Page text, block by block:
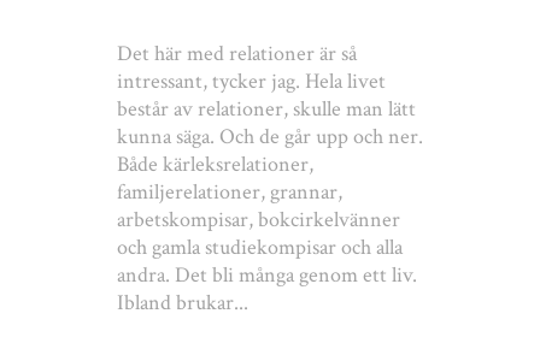
Det här med relationer är så
intressant, tycker jag. Hela livet
består av relationer, skulle man lätt
kunna säga. Och de går upp och ner.
Både kärleksrelationer,
familjerelationer, grannar,
arbetskompisar, bokcirkelvänner
och gamla studiekompisar och alla
andra. Det bli många genom ett liv.
Ibland brukar...